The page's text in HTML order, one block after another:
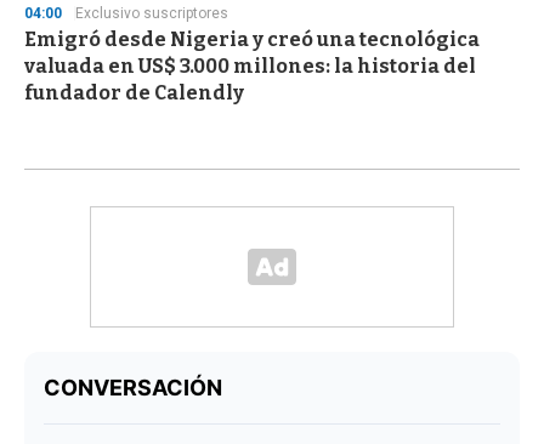
04:00 Exclusivo suscriptores
Emigró desde Nigeria y creó una tecnológica
valuada en US$ 3.000 millones: la historia del
fundador de Calendly